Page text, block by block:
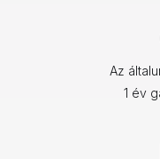
Az
1 év